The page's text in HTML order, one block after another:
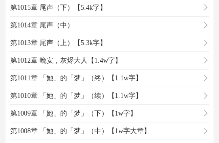
第1015章 尾声（下）【5.4k字】
第1014章 尾声（中）
第1013章 尾声（上）【5.3k字】
第1012章 晚安，灰烬大人【1.4w字】
第1011章 「她」的「梦」（终）【1.1w字】
第1010章 「她」的「梦」（续）【1.1w字】
第1009章 「她」的「梦」（下）【1w字】
第1008章 「她」的「梦」（中）【1w字大章】